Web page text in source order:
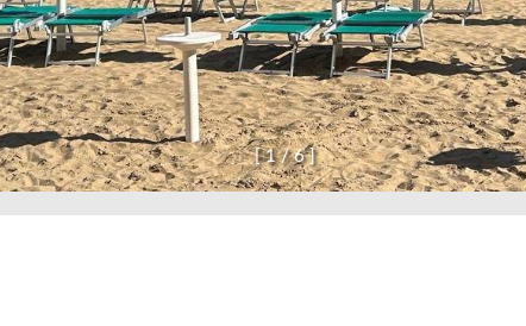
[ 1 / 6 ]